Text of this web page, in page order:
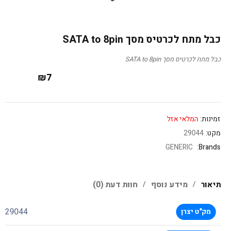
כבל מתח לכרטיס מסך SATA to 8pin
כבל מתח לכרטיס מסך SATA to 8pin
₪7
זמינות: המלאי אזל
מקט:29044
Brands:
GENERIC
תיאור מידע נוסף חוות דעת (0)
מק"ט יצרן 29044